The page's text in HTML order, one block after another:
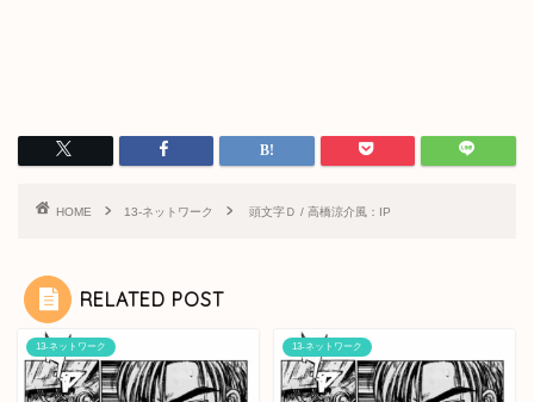
HOME 13-ネットワーク 頭文字Ｄ / 高橋涼介風：IP
RELATED POST
13-ネットワーク 13-ネットワーク